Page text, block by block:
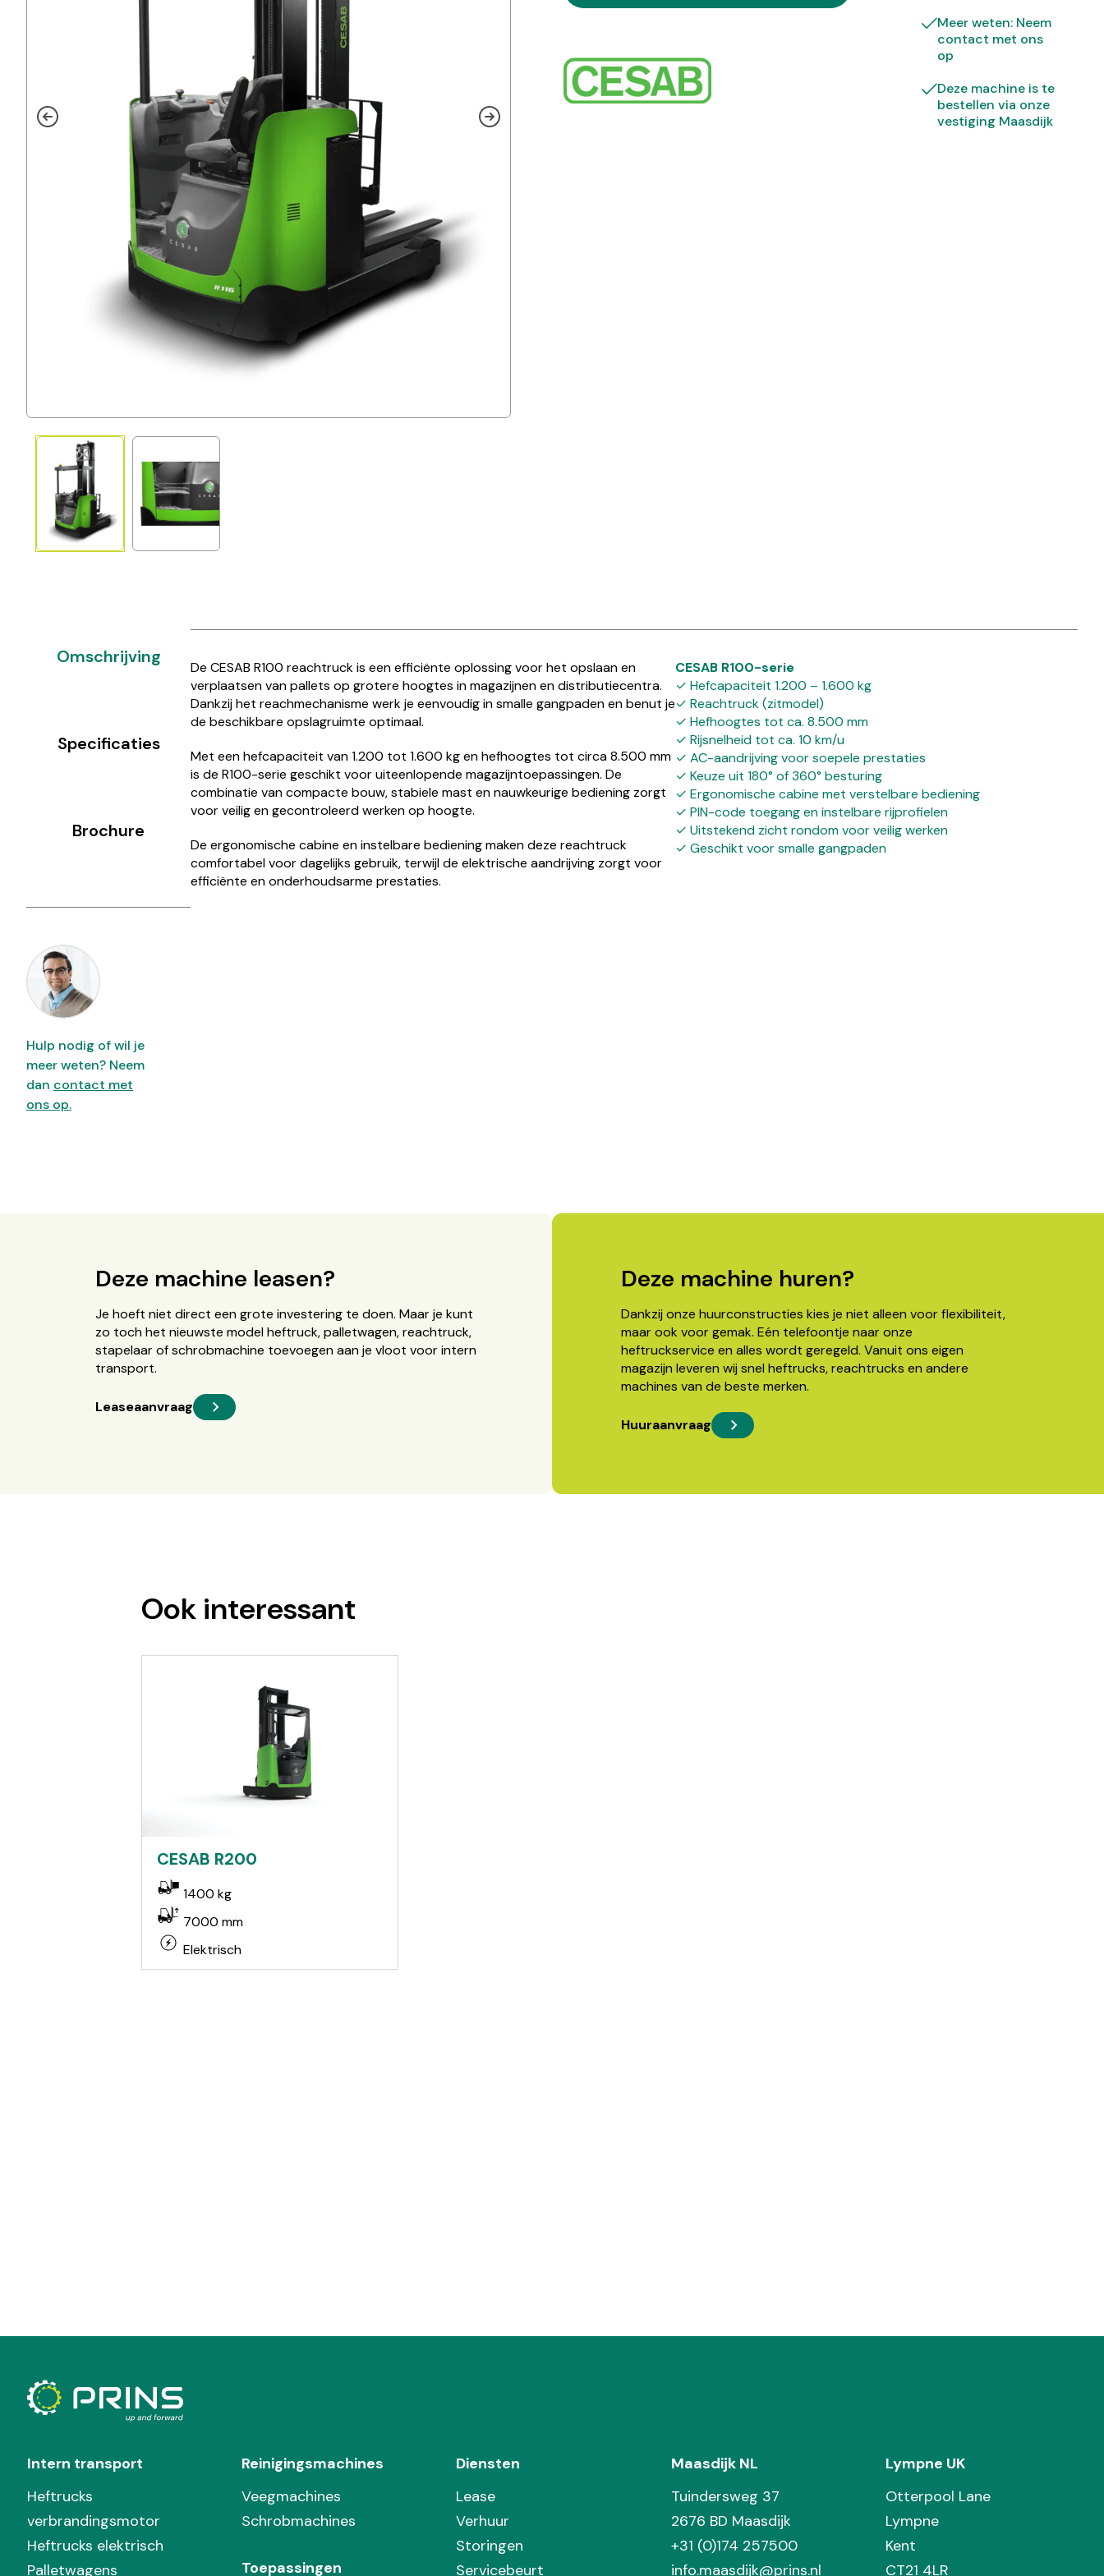
Meer weten: Neem
contact met ons
op
Deze machine is te
bestellen via onze
vestiging Maasdijk
Hulp nodig of wil je
meer weten? Neem
dan contact met
ons op.
Omschrijving
Specificaties
Brochure
De CESAB R100 reachtruck is een efficiënte oplossing voor het opslaan en
verplaatsen van pallets op grotere hoogtes in magazijnen en distributiecentra.
Dankzij het reachmechanisme werk je eenvoudig in smalle gangpaden en benut je
de beschikbare opslagruimte optimaal.
Met een hefcapaciteit van 1.200 tot 1.600 kg en hefhoogtes tot circa 8.500 mm
is de R100-serie geschikt voor uiteenlopende magazijntoepassingen. De
combinatie van compacte bouw, stabiele mast en nauwkeurige bediening zorgt
voor veilig en gecontroleerd werken op hoogte.
De ergonomische cabine en instelbare bediening maken deze reachtruck
comfortabel voor dagelijks gebruik, terwijl de elektrische aandrijving zorgt voor
efficiënte en onderhoudsarme prestaties.
CESAB R100-serie
✓ Hefcapaciteit 1.200 – 1.600 kg
✓ Reachtruck (zitmodel)
✓ Hefhoogtes tot ca. 8.500 mm
✓ Rijsnelheid tot ca. 10 km/u
✓ AC-aandrijving voor soepele prestaties
✓ Keuze uit 180° of 360° besturing
✓ Ergonomische cabine met verstelbare bediening
✓ PIN-code toegang en instelbare rijprofielen
✓ Uitstekend zicht rondom voor veilig werken
✓ Geschikt voor smalle gangpaden
Deze machine leasen?
Je hoeft niet direct een grote investering te doen. Maar je kunt
zo toch het nieuwste model heftruck, palletwagen, reachtruck,
stapelaar of schrobmachine toevoegen aan je vloot voor intern
transport.
Leaseaanvraag
Deze machine huren?
Dankzij onze huurconstructies kies je niet alleen voor flexibiliteit,
maar ook voor gemak. Eén telefoontje naar onze
heftruckservice en alles wordt geregeld. Vanuit ons eigen
magazijn leveren wij snel heftrucks, reachtrucks en andere
machines van de beste merken.
Huuraanvraag
Ook interessant
CESAB R200
1400 kg
7000 mm
Elektrisch
Intern transport
Heftrucks
verbrandingsmotor
Heftrucks elektrisch
Palletwagens
Reinigingsmachines
Veegmachines
Schrobmachines
Toepassingen
Diensten
Lease
Verhuur
Storingen
Servicebeurt
Maasdijk NL
Tuindersweg 37
2676 BD Maasdijk
+31 (0)174 257500
info.maasdijk@prins.nl
Lympne UK
Otterpool Lane
Lympne
Kent
CT21 4LR